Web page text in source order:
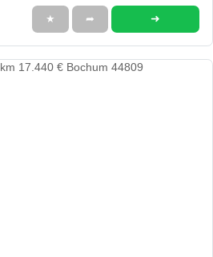
★ ➦ ➜